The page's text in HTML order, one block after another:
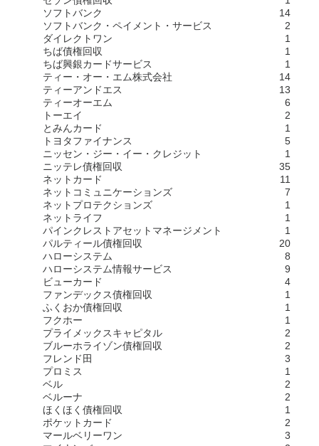
ソフトバンク
14
ソフトバンク・ペイメント・サービス
2
ダイレクトワン
1
ちば債権回収
1
ちば興銀カードサービス
1
ティー・オー・エム株式会社
14
ティーアンドエス
13
ティーオーエム
6
トーエイ
2
とみんカード
1
トヨタファイナンス
5
ニッセン・ジー・イー・クレジット
1
ニッテレ債権回収
35
ネットカード
11
ネットコミュニケーションズ
7
ネットプロテクションズ
1
ネットライフ
1
パインクレストアセットマネージメント
1
パルティール債権回収
20
ハローシステム
8
ハローシステム情報サービス
9
ビューカード
4
ファンデックス債権回収
1
ふくおか債権回収
1
フクホー
1
プライメックスキャピタル
2
ブルーホライゾン債権回収
2
フレンド田
3
プロミス
1
ベル
2
ベルーナ
2
ほくほく債権回収
1
ポケットカード
2
マールベリーワン
3